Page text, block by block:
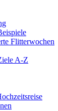
Flitterwochen
A-Z